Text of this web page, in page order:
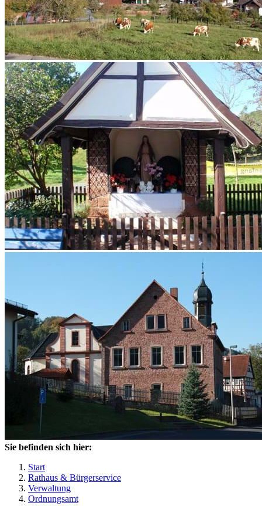
Sie befinden sich hier:
Start
Rathaus & Bürgerservice
Verwaltung
Ordnungsamt